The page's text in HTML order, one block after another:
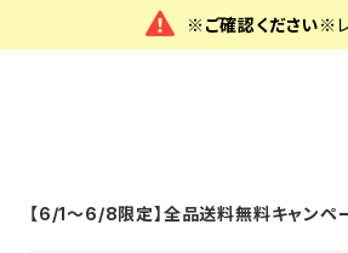
※ご確認ください※
【6/1〜6/8限定】全品送料無料キャンペ